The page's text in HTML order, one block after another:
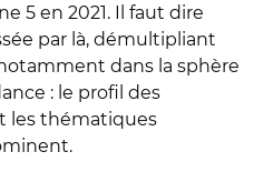
5 en 2021. Il faut dire
par là, démultipliant
dans la sphère
: le profil des
les thématiques